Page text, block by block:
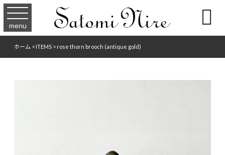
menu 
ホーム>ITEMS>rose thorn brooch (antique gold)